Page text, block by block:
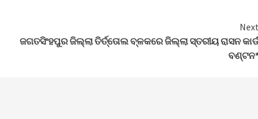
ଜଗତସିଂହପୁର ଜିଲ୍ଲା ତିର୍ତ୍ତୋଲ ବ୍ଳକରେ ଜିଲ୍ଲା ସ୍ତରୀୟ ରାସନ